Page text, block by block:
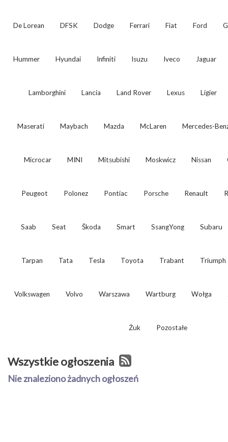
De Lorean DFSK Dodge Ferrari Fiat Ford
Hummer Hyundai Infiniti Isuzu Iveco Jaguar
Lamborghini Lancia Land Rover Lexus Ligier
Maserati Maybach Mazda McLaren Mercedes-
Microcar MINI Mitsubishi Moskwicz Nissan
Peugeot Polonez Pontiac Porsche Renault
Saab Seat Škoda Smart SsangYong Subaru
Tarpan Tata Tesla Toyota Trabant Triumph
Volkswagen Volvo Warszawa Wartburg Wołga
Żuk Pozostałe
Wszystkie ogłoszenia
Nie znaleziono żadnych ogłoszeń